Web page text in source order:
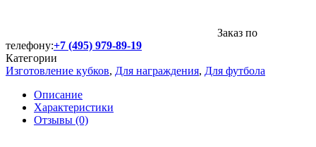
Заказ по
телефону:+7 (495) 979-89-19
Категории
Изготовление кубков, Для награждения, Для футбола
Описание
Характеристики
Отзывы (0)